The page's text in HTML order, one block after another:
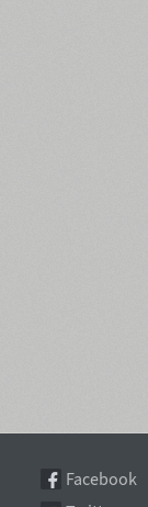
Facebook